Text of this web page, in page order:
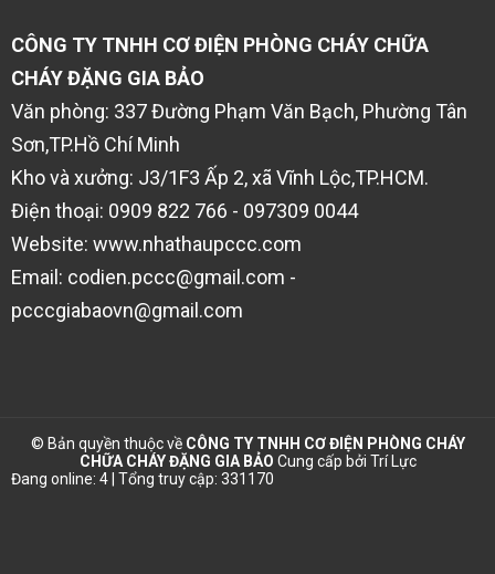
CÔNG TY TNHH CƠ ĐIỆN PHÒNG CHÁY CHỮA
CHÁY ĐẶNG GIA BẢO
Văn phòng: 337 Đường Phạm Văn Bạch, Phường Tân
Sơn,TP.Hồ Chí Minh
Kho và xưởng: J3/1F3 Ấp 2, xã Vĩnh Lộc,TP.HCM.
Điện thoại: 0909 822 766 - 097309 0044
Website: www.nhathaupccc.com
Email: codien.pccc@gmail.com -
pcccgiabaovn@gmail.com
© Bản quyền thuộc về CÔNG TY TNHH CƠ ĐIỆN PHÒNG CHÁY
CHỮA CHÁY ĐẶNG GIA BẢO Cung cấp bởi Trí Lực
Đang online: 4 | Tổng truy cập: 331170